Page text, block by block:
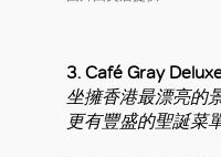
3. Café Gray
坐擁香港最漂亮的
更有豐盛的聖誕菜